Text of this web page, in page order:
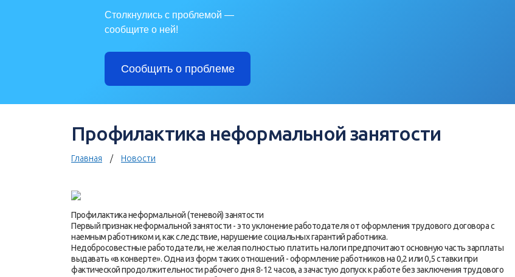
Столкнулись с проблемой —
сообщите о ней!
Сообщить о проблеме
Профилактика неформальной занятости
Главная Новости
Профилактика неформальной (теневой) занятости
Первый признак неформальной занятости - это уклонение работодателя от оформления трудового договора с
наемным работником и, как следствие, нарушение социальных гарантий работника.
Недобросовестные работодатели, не желая полностью платить налоги предпочитают основную часть зарплаты
выдавать «в конверте». Одна из форм таких отношений - оформление работников на 0,2 или 0,5 ставки при
фактической продолжительности рабочего дня 8-12 часов, а зачастую допуск к работе без заключения трудового